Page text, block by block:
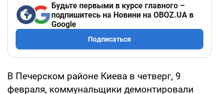
Будьте первыми в курсе главного –
подпишитесь на Новини на OBOZ.UA в
Google
Подписаться
В Печерском районе Киева в четверг, 9
февраля, коммунальщики демонтировали